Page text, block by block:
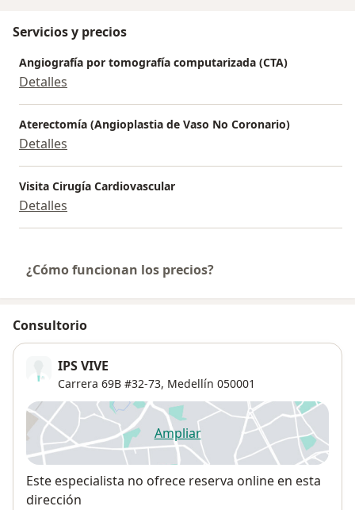
Servicios y precios
Angiografía por tomografía computarizada (CTA)
Detalles
Aterectomía (Angioplastia de Vaso No Coronario)
Detalles
Visita Cirugía Cardiovascular
Detalles
¿Cómo funcionan los precios?
Consultorio
IPS VIVE
Carrera 69B #32-73, Medellín 050001
Ampliarse abre en una nueva
Disponibilidad
Este especialista no ofrece reserva online en esta
dirección